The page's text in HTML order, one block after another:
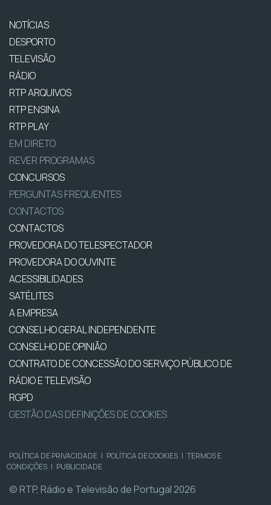
NOTÍCIAS
DESPORTO
TELEVISÃO
RÁDIO
RTP ARQUIVOS
RTP ENSINA
RTP PLAY
EM DIRETO
REVER PROGRAMAS
CONCURSOS
PERGUNTAS FREQUENTES
CONTACTOS
CONTACTOS
PROVEDORA DO TELESPECTADOR
PROVEDORA DO OUVINTE
ACESSIBILIDADES
SATÉLITES
A EMPRESA
CONSELHO GERAL INDEPENDENTE
CONSELHO DE OPINIÃO
CONTRATO DE CONCESSÃO DO SERVIÇO PÚBLICO DE
RÁDIO E TELEVISÃO
RGPD
GESTÃO DAS DEFINIÇÕES DE COOKIES
POLÍTICA DE PRIVACIDADE | POLÍTICA DE COOKIES | TERMOS E
CONDIÇÕES | PUBLICIDADE
© RTP, Rádio e Televisão de Portugal 2026